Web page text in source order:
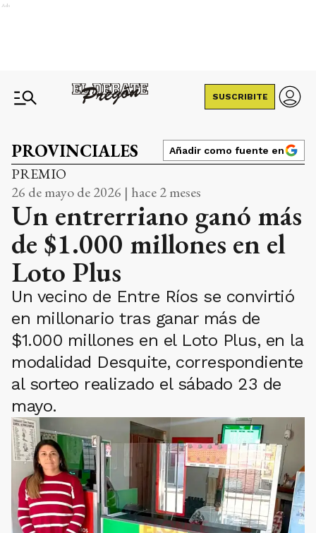
Ads
SUSCRIBITE
PROVINCIALES Añadir como fuente en
PREMIO
26 de mayo de 2026 | hace 2 meses
Un entrerriano ganó más
de $1.000 millones en el
Loto Plus
Un vecino de Entre Ríos se convirtió
en millonario tras ganar más de
$1.000 millones en el Loto Plus, en la
modalidad Desquite, correspondiente
al sorteo realizado el sábado 23 de
mayo.